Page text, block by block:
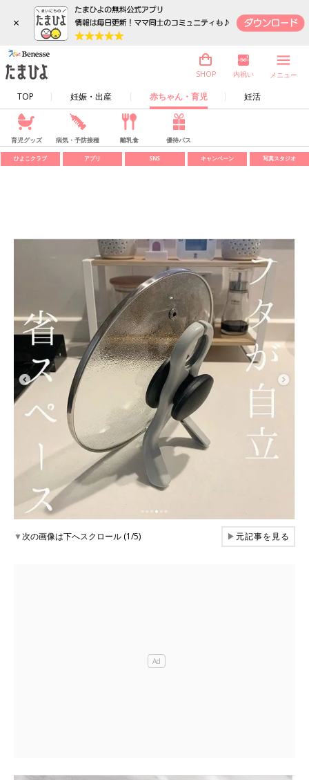
×
TOP 妊娠・出産 赤ちゃん・育児 妊活
SHOP 内祝い メニュー
育児グッズ 病気・予防接種 離乳食 優待パス
ひよこクラブ アプリ SNS キャンペーン 写真スタジオ
▼次の画像は下へスクロール (1/5) ▶元記事を見る